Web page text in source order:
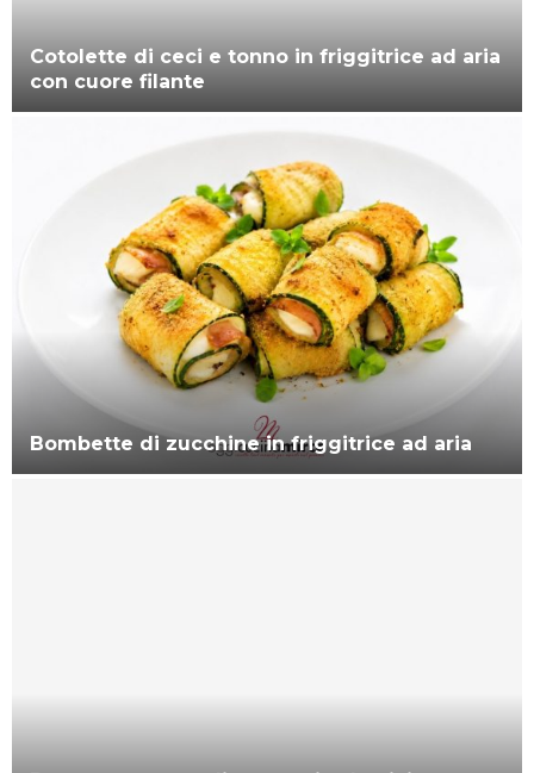
Cotolette di ceci e tonno in friggitrice ad aria
con cuore filante
Bombette di zucchine in friggitrice ad aria